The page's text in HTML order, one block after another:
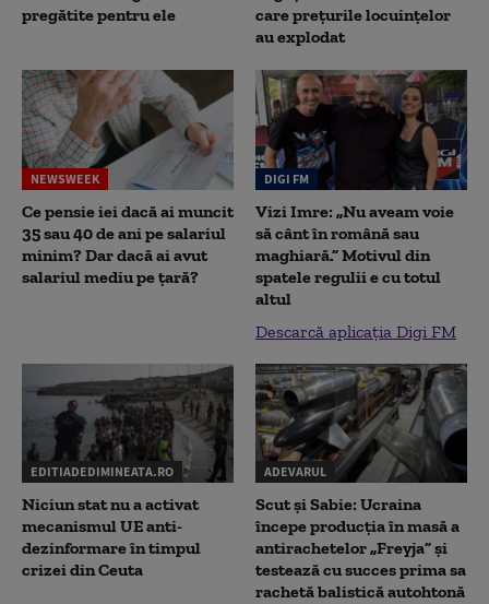
pregătite pentru ele
care prețurile locuințelor
au explodat
NEWSWEEK
Ce pensie iei dacă ai muncit
35 sau 40 de ani pe salariul
minim? Dar dacă ai avut
salariul mediu pe țară?
DIGI FM
Vizi Imre: „Nu aveam voie
să cânt în română sau
maghiară.” Motivul din
spatele regulii e cu totul
altul
Descarcă aplicația Digi FM
EDITIADEDIMINEATA.RO
Niciun stat nu a activat
mecanismul UE anti-
dezinformare în timpul
crizei din Ceuta
ADEVARUL
Scut și Sabie: Ucraina
începe producția în masă a
antirachetelor „Freyja” și
testează cu succes prima sa
rachetă balistică autohtonă